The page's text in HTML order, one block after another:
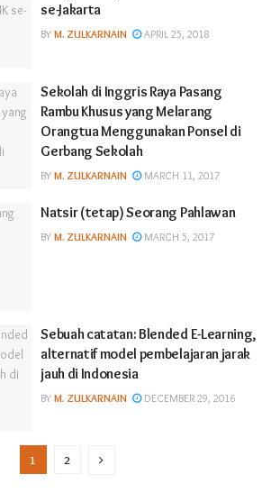
se-Jakarta
BY M. ZULKARNAIN APRIL 25, 2018
Sekolah di Inggris Raya Pasang
Rambu Khusus yang Melarang
Orangtua Menggunakan Ponsel di
Gerbang Sekolah
BY M. ZULKARNAIN MARCH 11, 2017
Natsir (tetap) Seorang Pahlawan
BY M. ZULKARNAIN MARCH 5, 2017
Sebuah catatan: Blended E-Learning,
alternatif model pembelajaran jarak
jauh di Indonesia
BY M. ZULKARNAIN DECEMBER 29, 2016
1 2